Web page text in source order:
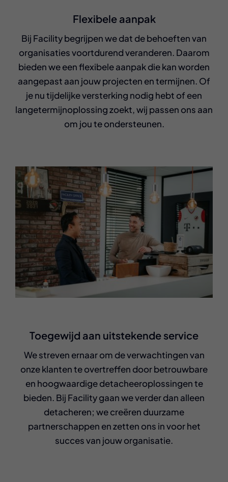
Flexibele aanpak
Bij Facility begrijpen we dat de behoeften van
organisaties voortdurend veranderen. Daarom
bieden we een flexibele aanpak die kan worden
aangepast aan jouw projecten en termijnen. Of
je nu tijdelijke versterking nodig hebt of een
langetermijnoplossing zoekt, wij passen ons aan
om jou te ondersteunen.
Toegewijd aan uitstekende service
We streven ernaar om de verwachtingen van
onze klanten te overtreffen door betrouwbare
en hoogwaardige detacheeroplossingen te
bieden. Bij Facility gaan we verder dan alleen
detacheren; we creëren duurzame
partnerschappen en zetten ons in voor het
succes van jouw organisatie.